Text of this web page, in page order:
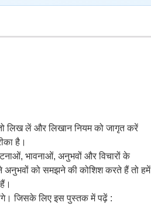
लिख लें और लिखान नियम को जागृत करें
है।
भावनाओं, अनुभवों और विचारों के
अनुभवों को समझने की कोशिश करते हैं तो हमें
जिसके लिए इस पुस्तक में पढ़ें :